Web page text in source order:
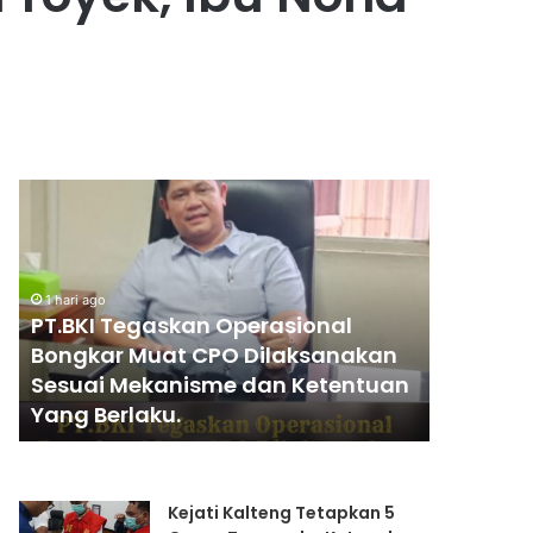
Tegaskan Operasional
Muat CPO Dilaksanakan
Mekanisme dan Ketentuan
Berlaku.
PENGGANTIAN
KAPOLRI”KOMPETENSI
ABSOLUT
PENGGANTIAN
PRESIDEN”
Kejati Kalteng Tetapkan 5